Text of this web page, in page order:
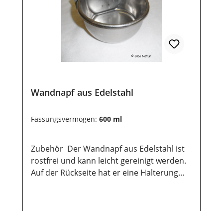
Wandnapf aus Edelstahl
Fassungsvermögen: 600 ml
Zubehör Der Wandnapf aus Edelstahl ist
rostfrei und kann leicht gereinigt werden.
Auf der Rückseite hat er eine Halterung